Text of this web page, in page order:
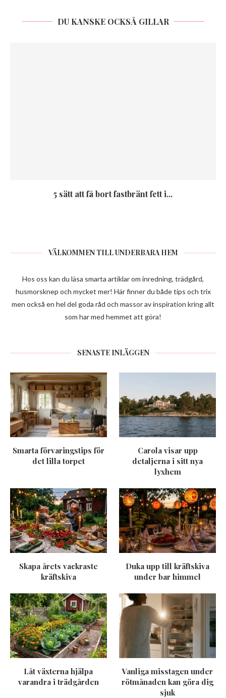
DU KANSKE OCKSÅ GILLAR
5 sätt att få bort fastbränt fett i...
VÄLKOMMEN TILL UNDERBARA HEM
Hos oss kan du läsa smarta artiklar om inredning, trädgård,
husmorsknep och mycket mer! Här finner du både tips och trix
men också en hel del goda råd och massor av inspiration kring allt
som har med hemmet att göra!
SENASTE INLÄGGEN
Smarta förvaringstips för
det lilla torpet
Carola visar upp
detaljerna i sitt nya
lyxhem
Skapa årets vackraste
kräftskiva
Duka upp till kräftskiva
under bar himmel
Låt växterna hjälpa
varandra i trädgården
Vanliga misstagen under
rötmånaden kan göra dig
sjuk